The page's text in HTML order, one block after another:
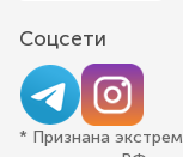
Соцсети
* Признана